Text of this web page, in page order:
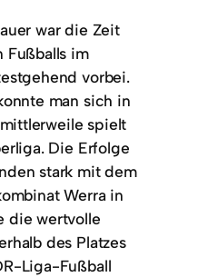
war die Zeit
Fußballs im
vorbei.
man sich in
spielt
Die Erfolge
stark mit dem
Werra in
die wertvolle
des Platzes
Liga-Fußball